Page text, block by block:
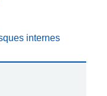
internes